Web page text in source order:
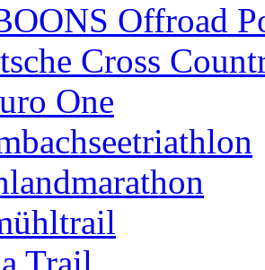
Offroad
Cross
One